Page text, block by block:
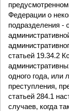
Федерации о
подразделения -
статьей 19.34.2
одного года, или
преступления,
статьей 284.1
случаев, когда